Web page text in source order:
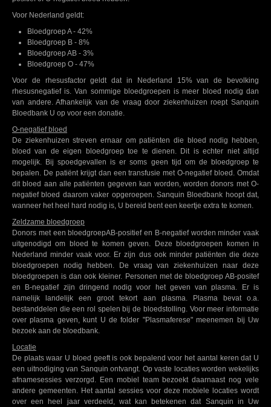
Voor Nederland geldt:
Bloedgroep A - 42%
Bloedgroep B - 8%
Bloedgroep AB - 3%
Bloedgroep O - 47%
Voor de rhesusfactor geldt dat in Nederland 15% van de bevolking
rhesusnegatief is. Van sommige bloedgroepen is meer bloed nodig dan
van andere. Afhankelijk van de vraag door ziekenhuizen roept Sanquin
Bloedbank U op voor een donatie.
O-negatief bloed
De ziekenhuizen streven ernaar om patiënten die bloed nodig hebben,
bloed van de eigen bloedgroep toe te dienen. Dit is echter niet altijd
mogelijk. Bij spoedgevallen is er soms geen tijd om de bloedgroep te
bepalen. De patiënt krijgt dan een transfusie met O-negatief bloed. Omdat
dit bloed aan alle patiënten gegeven kan worden, worden donors met O-
negatief bloed daarom vaker opgeroepen. Sanquin Bloedbank hoopt dat,
wanneer het heel hard nodig is, U bereid bent een keertje extra te komen.
Zeldzame bloedgroep
Donors met een bloedgroepAB-positief en B-negatief worden minder vaak
uitgenodigd om bloed te komen geven. Deze bloedgroepen komen in
Nederland minder vaak voor. Er zijn dus ook minder patiënten die deze
bloedgroepen nodig hebben. De vraag van ziekenhuizen naar deze
bloedgroepen is dan ook kleiner. Personen met de bloedgroep AB-positef
en B-negatief zijn dringend nodig voor het geven van plasma. Er is
namelijk landelijk een groot tekort aan plasma. Plasma bevat o.a.
bestanddelen die een rol spelen bij de bloedstolling. Voor meer informatie
over plasma geven, kunt U de folder "Plasmaferese" meenemen bij Uw
bezoek aan de bloedbank.
Locatie
De plaats waar U bloed geeft is ook bepalend voor het aantal keren dat U
een uitnodiging van Sanquin ontvangt. Op vaste locaties worden wekelijks
afnamesessies verzorgd. Een mobiel team bezoekt daarnaast nog vele
andere gemeenten. Het aantal sessies voor deze mobiele locaties wordt
over een heel jaar verdeeld, wat kan betekenen dat Sanquin in Uw